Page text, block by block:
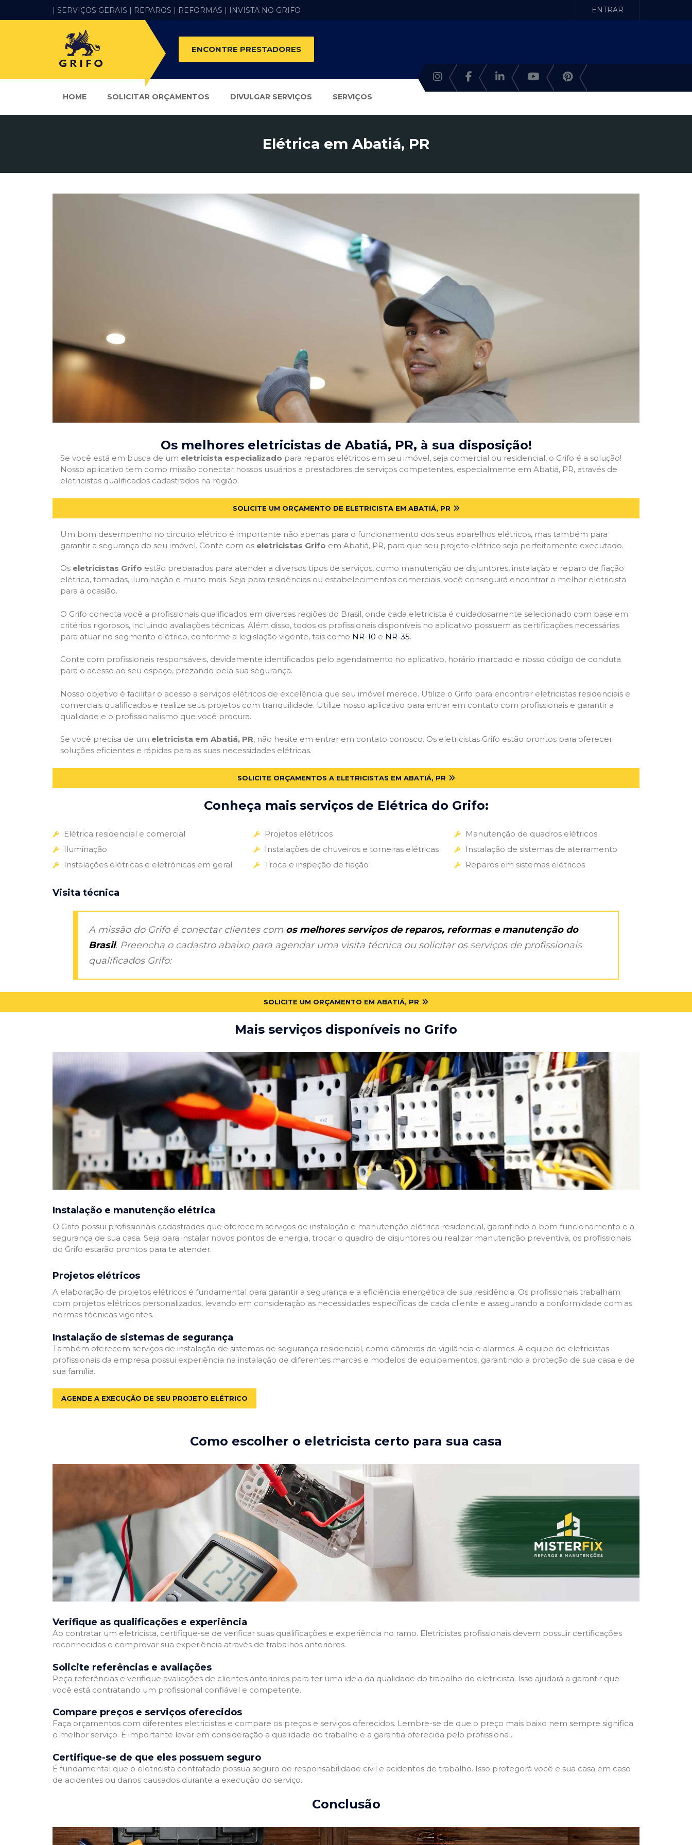
| SERVIÇOS GERAIS | REPAROS | REFORMAS | INVISTA NO GRIFO ENTRAR
ENCONTRE PRESTADORES
HOME SOLICITAR ORÇAMENTOS DIVULGAR SERVIÇOS SERVIÇOS
Elétrica em Abatiá, PR
Os melhores eletricistas de Abatiá, PR, à sua disposição!
Se você está em busca de um eletricista especializado para reparos elétricos em seu imóvel, seja comercial ou residencial, o Grifo é a solução!
Nosso aplicativo tem como missão conectar nossos usuários a prestadores de serviços competentes, especialmente em Abatiá, PR, através de
eletricistas qualificados cadastrados na região.
SOLICITE UM ORÇAMENTO DE ELETRICISTA EM ABATIÁ, PR
Um bom desempenho no circuito elétrico é importante não apenas para o funcionamento dos seus aparelhos elétricos, mas também para
garantir a segurança do seu imóvel. Conte com os eletricistas Grifo em Abatiá, PR, para que seu projeto elétrico seja perfeitamente executado.
Os eletricistas Grifo estão preparados para atender a diversos tipos de serviços, como manutenção de disjuntores, instalação e reparo de fiação
elétrica, tomadas, iluminação e muito mais. Seja para residências ou estabelecimentos comerciais, você conseguirá encontrar o melhor eletricista
para a ocasião.
O Grifo conecta você a profissionais qualificados em diversas regiões do Brasil, onde cada eletricista é cuidadosamente selecionado com base em
critérios rigorosos, incluindo avaliações técnicas. Além disso, todos os profissionais disponíveis no aplicativo possuem as certificações necessárias
para atuar no segmento elétrico, conforme a legislação vigente, tais como NR-10 e NR-35.
Conte com profissionais responsáveis, devidamente identificados pelo agendamento no aplicativo, horário marcado e nosso código de conduta
para o acesso ao seu espaço, prezando pela sua segurança.
Nosso objetivo é facilitar o acesso a serviços elétricos de excelência que seu imóvel merece. Utilize o Grifo para encontrar eletricistas residenciais e
comerciais qualificados e realize seus projetos com tranquilidade. Utilize nosso aplicativo para entrar em contato com profissionais e garantir a
qualidade e o profissionalismo que você procura.
Se você precisa de um eletricista em Abatiá, PR, não hesite em entrar em contato conosco. Os eletricistas Grifo estão prontos para oferecer
soluções eficientes e rápidas para as suas necessidades elétricas.
SOLICITE ORÇAMENTOS A ELETRICISTAS EM ABATIÁ, PR
Conheça mais serviços de Elétrica do Grifo:
Elétrica residencial e comercial
Iluminação
Instalações elétricas e eletrônicas em geral
Projetos elétricos
Instalações de chuveiros e torneiras elétricas
Troca e inspeção de fiação
Manutenção de quadros elétricos
Instalação de sistemas de aterramento
Reparos em sistemas elétricos
Visita técnica
A missão do Grifo é conectar clientes com os melhores serviços de reparos, reformas e manutenção do
Brasil. Preencha o cadastro abaixo para agendar uma visita técnica ou solicitar os serviços de profissionais
qualificados Grifo:
SOLICITE UM ORÇAMENTO EM ABATIÁ, PR
Mais serviços disponíveis no Grifo
Instalação e manutenção elétrica
O Grifo possui profissionais cadastrados que oferecem serviços de instalação e manutenção elétrica residencial, garantindo o bom funcionamento e a
segurança de sua casa. Seja para instalar novos pontos de energia, trocar o quadro de disjuntores ou realizar manutenção preventiva, os profissionais
do Grifo estarão prontos para te atender.
Projetos elétricos
A elaboração de projetos elétricos é fundamental para garantir a segurança e a eficiência energética de sua residência. Os profissionais trabalham
com projetos elétricos personalizados, levando em consideração as necessidades específicas de cada cliente e assegurando a conformidade com as
normas técnicas vigentes.
Instalação de sistemas de segurança
Também oferecem serviços de instalação de sistemas de segurança residencial, como câmeras de vigilância e alarmes. A equipe de eletricistas
profissionais da empresa possui experiência na instalação de diferentes marcas e modelos de equipamentos, garantindo a proteção de sua casa e de
sua família.
AGENDE A EXECUÇÃO DE SEU PROJETO ELÉTRICO
Como escolher o eletricista certo para sua casa
Verifique as qualificações e experiência
Ao contratar um eletricista, certifique-se de verificar suas qualificações e experiência no ramo. Eletricistas profissionais devem possuir certificações
reconhecidas e comprovar sua experiência através de trabalhos anteriores.
Solicite referências e avaliações
Peça referências e verifique avaliações de clientes anteriores para ter uma ideia da qualidade do trabalho do eletricista. Isso ajudará a garantir que
você está contratando um profissional confiável e competente.
Compare preços e serviços oferecidos
Faça orçamentos com diferentes eletricistas e compare os preços e serviços oferecidos. Lembre-se de que o preço mais baixo nem sempre significa
o melhor serviço. É importante levar em consideração a qualidade do trabalho e a garantia oferecida pelo profissional.
Certifique-se de que eles possuem seguro
É fundamental que o eletricista contratado possua seguro de responsabilidade civil e acidentes de trabalho. Isso protegerá você e sua casa em caso
de acidentes ou danos causados durante a execução do serviço.
Conclusão